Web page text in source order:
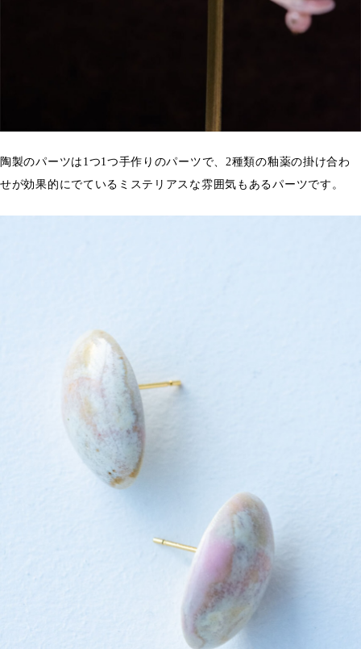
陶製のパーツは1つ1つ手作りのパーツで、2種類の釉薬の掛け合わ
せが効果的にでているミステリアスな雰囲気もあるパーツです。